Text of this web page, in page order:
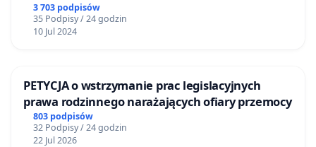
3 703 podpisów
35 Podpisy / 24 godzin
10 Jul 2024
PETYCJA o wstrzymanie prac legislacyjnych
prawa rodzinnego narażających ofiary przemocy
803 podpisów
32 Podpisy / 24 godzin
22 Jul 2026